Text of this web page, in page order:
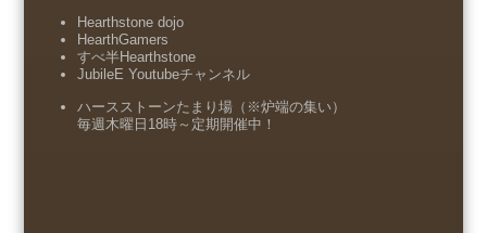
Hearthstone dojo
HearthGamers
すべ半Hearthstone
JubileE Youtubeチャンネル
ハースストーンたまり場（※炉端の集い）
毎週木曜日18時～定期開催中！